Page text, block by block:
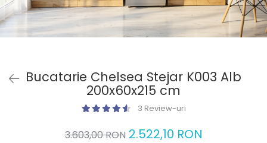
Bucatarie Chelsea Stejar K003 Alb
200x60x215 cm
3 Review-uri
3.603,00 RON 2.522,10 RON